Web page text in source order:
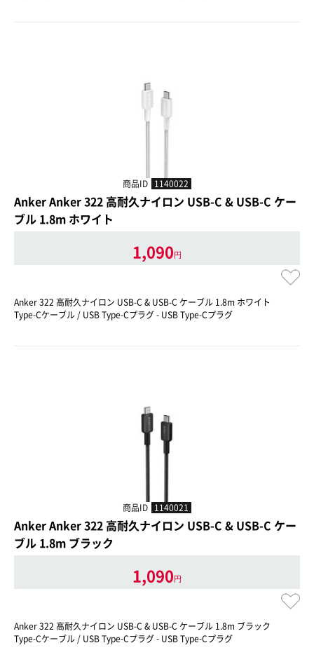
商品ID 1140022
Anker Anker 322 高耐久ナイロン USB-C & USB-C ケー
ブル 1.8m ホワイト
1,090円
Anker 322 高耐久ナイロン USB-C & USB-C ケーブル 1.8m ホワイト
Type-Cケーブル / USB Type-Cプラグ - USB Type-Cプラグ
商品ID 1140021
Anker Anker 322 高耐久ナイロン USB-C & USB-C ケー
ブル 1.8m ブラック
1,090円
Anker 322 高耐久ナイロン USB-C & USB-C ケーブル 1.8m ブラック
Type-Cケーブル / USB Type-Cプラグ - USB Type-Cプラグ